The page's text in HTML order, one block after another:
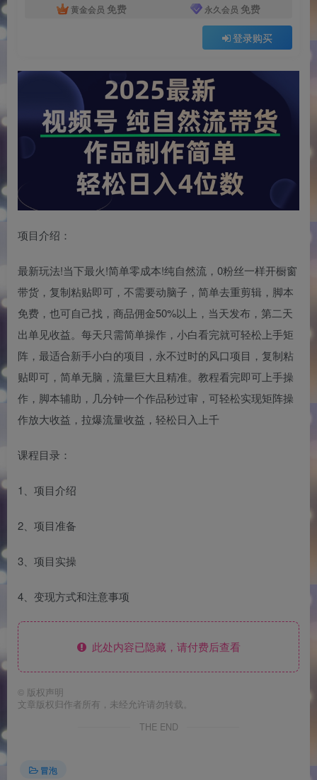
黄金会员 免费 永久会员 免费
登录购买
项目介绍：
最新玩法!当下最火!简单零成本!纯自然流，0粉丝一样开橱窗
带货，复制粘贴即可，不需要动脑子，简单去重剪辑，脚本
免费，也可自己找，商品佣金50%以上，当天发布，第二天
出单见收益。每天只需简单操作，小白看完就可轻松上手矩
阵，最适合新手小白的项目，永不过时的风口项目，复制粘
贴即可，简单无脑，流量巨大且精准。教程看完即可上手操
作，脚本辅助，几分钟一个作品秒过审，可轻松实现矩阵操
作放大收益，拉爆流量收益，轻松日入上千
课程目录：
1、项目介绍
2、项目准备
3、项目实操
4、变现方式和注意事项
此处内容已隐藏，请付费后查看
© 版权声明
文章版权归作者所有，未经允许请勿转载。
THE END
冒泡